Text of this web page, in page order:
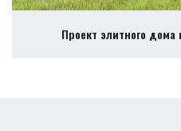
Проект элитного